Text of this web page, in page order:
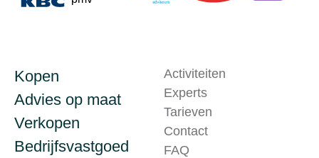
Kopen
Advies op maat
Verkopen
Bedrijfsvastgoed
Activiteiten
Experts
Tarieven
Contact
FAQ